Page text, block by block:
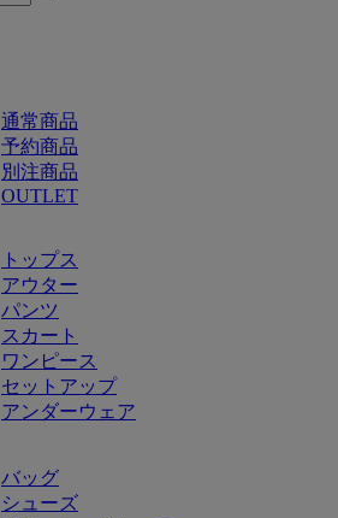
通常商品
予約商品
別注商品
OUTLET
トップス
アウター
パンツ
スカート
ワンピース
セットアップ
アンダーウェア
バッグ
シューズ